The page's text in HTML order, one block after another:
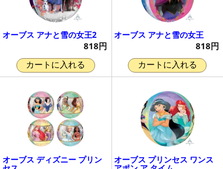
オーブス アナと雪の女王2
818円
カートに入れる
オーブス アナと雪の女王
818円
カートに入れる
オーブス ディズニー プリン オーブス プリンセス ワンス